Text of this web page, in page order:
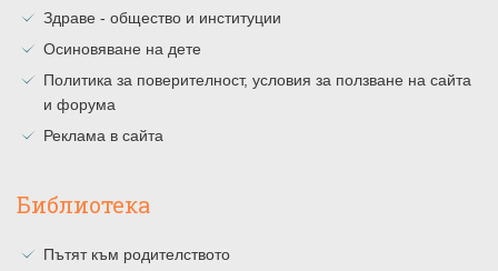
Здраве - общество и институции
Осиновяване на дете
Политика за поверителност, условия за ползване на сайта
и форума
Реклама в сайта
Библиотека
Пътят към родителството